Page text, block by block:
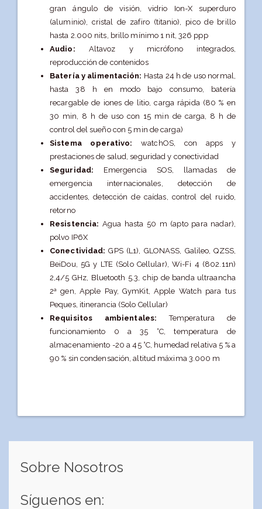
gran ángulo de visión, vidrio Ion-X superduro
(aluminio), cristal de zafiro (titanio), pico de brillo
hasta 2.000 nits, brillo mínimo 1 nit, 326 ppp
Audio: Altavoz y micrófono integrados,
reproducción de contenidos
Batería y alimentación: Hasta 24 h de uso normal,
hasta 38 h en modo bajo consumo, batería
recargable de iones de litio, carga rápida (80 % en
30 min, 8 h de uso con 15 min de carga, 8 h de
control del sueño con 5 min de carga)
Sistema operativo: watchOS, con apps y
prestaciones de salud, seguridad y conectividad
Seguridad: Emergencia SOS, llamadas de
emergencia internacionales, detección de
accidentes, detección de caídas, control del ruido,
retorno
Resistencia: Agua hasta 50 m (apto para nadar),
polvo IP6X
Conectividad: GPS (L1), GLONASS, Galileo, QZSS,
BeiDou, 5G y LTE (Solo Cellular), Wi-Fi 4 (802.11n)
2,4/5 GHz, Bluetooth 5.3, chip de banda ultraancha
2ª gen, Apple Pay, GymKit, Apple Watch para tus
Peques, itinerancia (Solo Cellular)
Requisitos ambientales: Temperatura de
funcionamiento 0 a 35 °C, temperatura de
almacenamiento -20 a 45 °C, humedad relativa 5 % a
90 % sin condensación, altitud máxima 3.000 m
Sobre Nosotros
Síguenos en: